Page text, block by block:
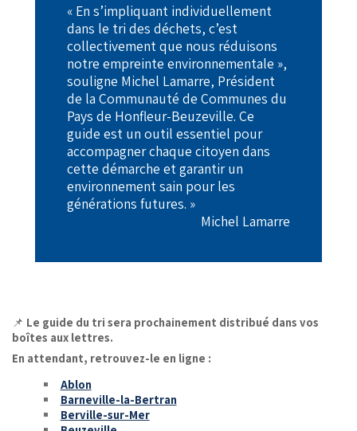
« En s’impliquant individuellement
dans le tri des déchets, c’est
collectivement que nous réduisons
notre empreinte environnementale »,
souligne Michel Lamarre, Président
de la Communauté de Communes du
Pays de Honfleur-Beuzeville. Ce
guide est un outil essentiel pour
accompagner chaque citoyen dans
cette démarche et garantir un
environnement sain pour les
générations futures. »
Michel Lamarre
📌 Le guide du tri sera prochainement distribué dans vos
boîtes aux lettres.
En attendant, retrouvez-le en ligne :
Ablon
Barneville-la-Bertran
Berville-sur-Mer